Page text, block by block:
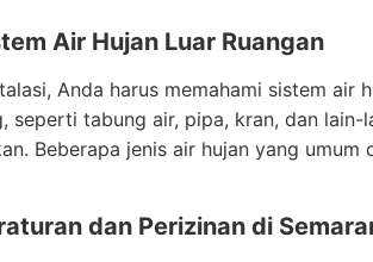
Air Hujan Luar Ruangan
Anda harus memahami sistem air
seperti tabung air, pipa, kran, dan
Beberapa jenis air hujan yang
dan Perizinan di